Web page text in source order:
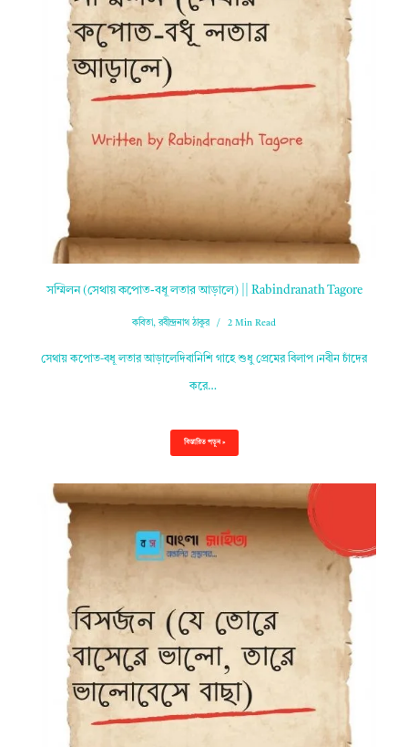
সম্মিলন (সেথায় কপোত-বধূ লতার আড়ালে) || Rabindranath Tagore
কবিতা,রবীন্দ্রনাথ ঠাকুর 2 Min Read
সেথায় কপোত-বধূ লতার আড়ালেদিবানিশি গাহে শুধু প্রেমের বিলাপ।নবীন চাঁদের
করে…
বিস্তারিত পড়ুন »